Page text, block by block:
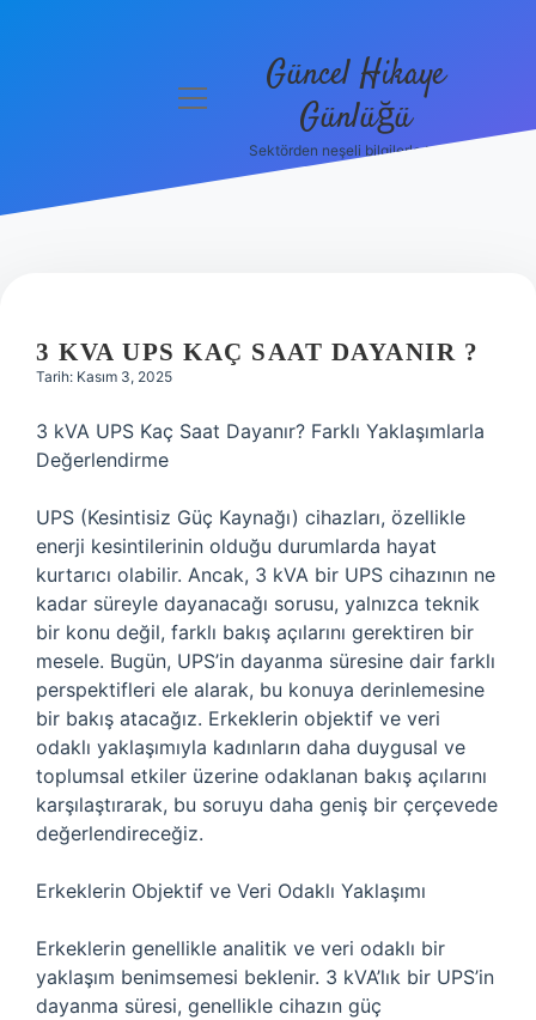
Hakkımızda
menüyü
Güncel Hikaye
Günlüğü
Sektörden neşeli bilgilerle tanış!
3 KVA UPS KAÇ SAAT DAYANIR ?
Tarih: Kasım 3, 2025
3 kVA UPS Kaç Saat Dayanır? Farklı Yaklaşımlarla
Değerlendirme
UPS (Kesintisiz Güç Kaynağı) cihazları, özellikle
enerji kesintilerinin olduğu durumlarda hayat
kurtarıcı olabilir. Ancak, 3 kVA bir UPS cihazının ne
kadar süreyle dayanacağı sorusu, yalnızca teknik
bir konu değil, farklı bakış açılarını gerektiren bir
mesele. Bugün, UPS’in dayanma süresine dair farklı
perspektifleri ele alarak, bu konuya derinlemesine
bir bakış atacağız. Erkeklerin objektif ve veri
odaklı yaklaşımıyla kadınların daha duygusal ve
toplumsal etkiler üzerine odaklanan bakış açılarını
karşılaştırarak, bu soruyu daha geniş bir çerçevede
değerlendireceğiz.
Erkeklerin Objektif ve Veri Odaklı Yaklaşımı
Erkeklerin genellikle analitik ve veri odaklı bir
yaklaşım benimsemesi beklenir. 3 kVA’lık bir UPS’in
dayanma süresi, genellikle cihazın güç